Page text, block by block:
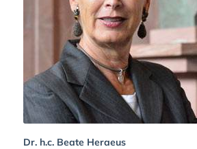
Dr. h.c. Beate Heraeus